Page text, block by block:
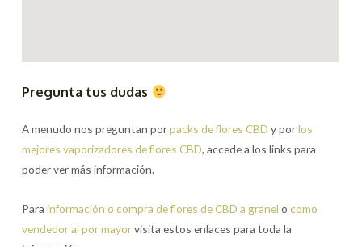
Pregunta tus dudas
A menudo nos preguntan porpacks de flores CBD y porlos
mejores vaporizadores de flores CBD, accede a los links para
poder ver más información.
Parainformación o compra de flores de CBD a granel ocomo
vendedor al por mayorvisita estos enlaces para toda la